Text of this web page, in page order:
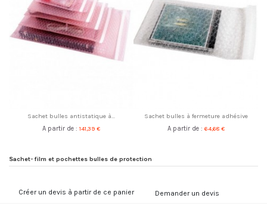
Sachet bulles antistatique à...
A partir de : 141,39 €
Sachet bulles à fermeture adhésive
A partir de : 64,68 €
Sachet- film et pochettes bulles de protection
Créer un devis à partir de ce panier Demander un devis